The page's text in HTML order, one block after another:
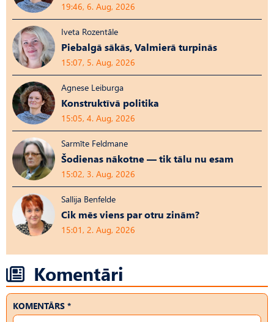
19:46, 6. Aug, 2026
Iveta Rozentāle
Piebalgā sākās, Valmierā turpinās
15:07, 5. Aug, 2026
Agnese Leiburga
Konstruktīvā politika
15:05, 4. Aug, 2026
Sarmīte Feldmane
Šodienas nākotne — tik tālu nu esam
15:02, 3. Aug, 2026
Sallija Benfelde
Cik mēs viens par otru zinām?
15:01, 2. Aug, 2026
Komentāri
KOMENTĀRS *